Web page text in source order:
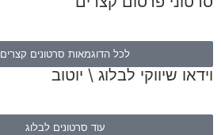
לכל הדוגמאות סרטונים קצרים
וידאו שיווקי לבלוג \ יוטוב
עוד סרטונים לבלוג